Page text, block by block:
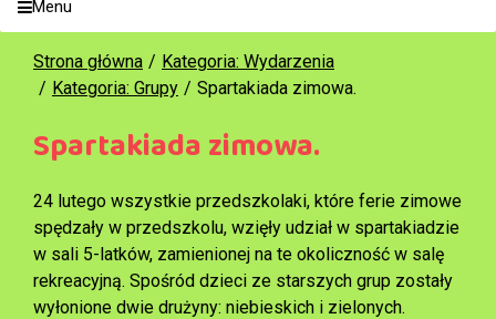
Menu
Strona główna
Kategoria: Wydarzenia
Kategoria: Grupy
Spartakiada zimowa.
Spartakiada zimowa.
24 lutego wszystkie przedszkolaki, które ferie zimowe
spędzały w przedszkolu, wzięły udział w spartakiadzie
w sali 5-latków, zamienionej na te okoliczność w salę
rekreacyjną. Spośród dzieci ze starszych grup zostały
wyłonione dwie drużyny: niebieskich i zielonych.